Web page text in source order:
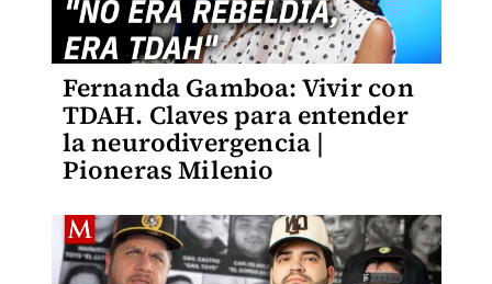
Fernanda Gamboa: Vivir con
TDAH. Claves para entender
la neurodivergencia |
Pioneras Milenio